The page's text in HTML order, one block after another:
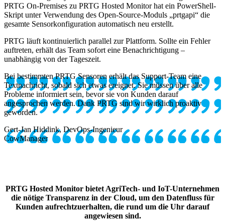
PRTG On-Premises zu PRTG Hosted Monitor hat ein PowerShell-
Skript unter Verwendung des Open-Source-Moduls „prtgapi“ die
gesamte Sensorkonfiguration automatisch neu erstellt.
PRTG läuft kontinuierlich parallel zur Plattform. Sollte ein Fehler
auftreten, erhält das Team sofort eine Benachrichtigung –
unabhängig von der Tageszeit.
Bei bestimmten PRTG Sensoren erhält das Support-Team eine
Textnachricht, sobald sich etwas ereignet. Sie müssen über alle
Probleme informiert sein, bevor sie von Kunden darauf
angesprochen werden. Dank PRTG sind wir wirklich proaktiv
geworden.
Gert-Jan Hiddink, DevOps-Ingenieur
CowManager
PRTG Hosted Monitor bietet AgriTech- und IoT-Unternehmen
die nötige Transparenz in der Cloud, um den Datenfluss für
Kunden aufrechtzuerhalten, die rund um die Uhr darauf
angewiesen sind.